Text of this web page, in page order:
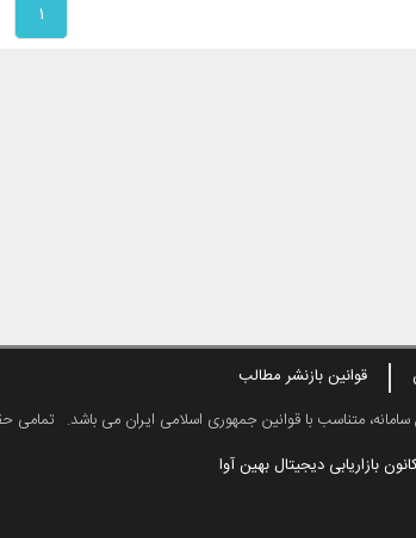
۱
قوانین بازنشر مطالب
متناسب با قوانین جمهوری اسلامی ایران می باشد. تمامی
بازاریابی دیجیتال بهین آوا